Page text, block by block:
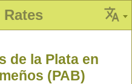
de la Plata en
(PAB)